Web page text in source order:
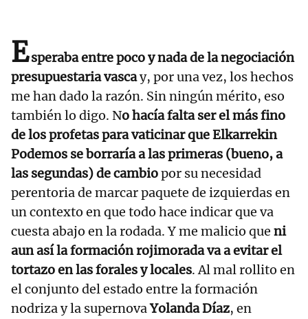
Esperaba entre poco y nada de la negociación
presupuestaria vascay, por una vez, los hechos
me han dado la razón. Sin ningún mérito, eso
también lo digo. No hacía falta ser el más fino
de los profetas para vaticinar que Elkarrekin
Podemos se borraría a las primeras (bueno, a
las segundas) de cambiopor su necesidad
perentoria de marcar paquete de izquierdas en
un contexto en que todo hace indicar que va
cuesta abajo en la rodada. Y me malicio que ni
aun así la formación rojimorada va a evitar el
tortazo en las forales y locales. Al mal rollito en
el conjunto del estado entre la formación
nodriza y la supernovaYolanda Díaz, en